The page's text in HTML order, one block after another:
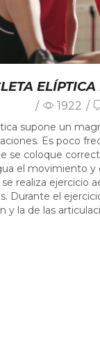
/ 1922 /
supone un
Es poco
se coloque
el movimiento
realiza ejercicio
Durante el
y la de las